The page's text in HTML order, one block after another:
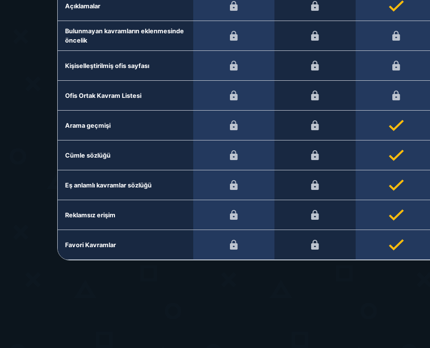
Açıklamalar
Bulunmayan kavramların eklenmesinde
öncelik
Kişiselleştirilmiş ofis sayfası
Ofis Ortak Kavram Listesi
Arama geçmişi
Cümle sözlüğü
Eş anlamlı kavramlar sözlüğü
Reklamsız erişim
Favori Kavramlar